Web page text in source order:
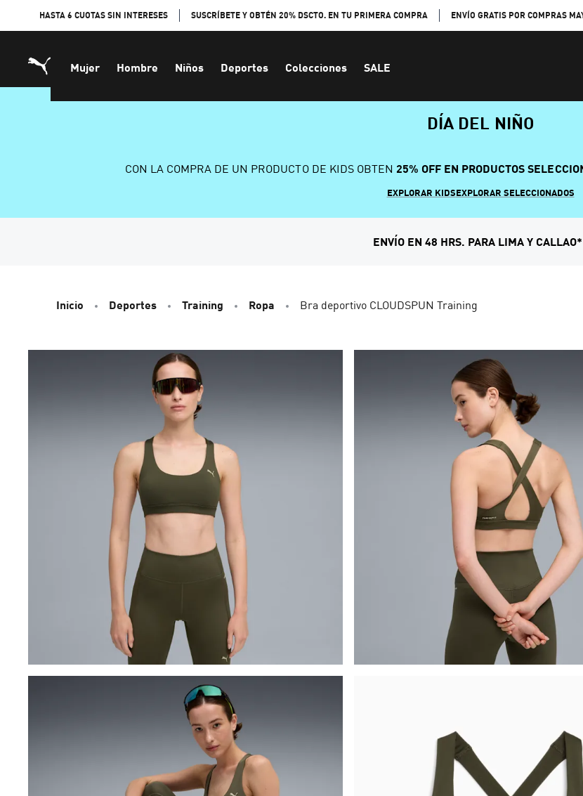
HASTA 6 CUOTAS SIN INTERESES SUSCRÍBETE Y OBTÉN 20% DSCTO. EN TU PRIMERA COMPRA ENVÍO GRATIS POR COMPRAS
Mujer Hombre Niños Deportes Colecciones SALE
DÍA DEL NIÑO
CON LA COMPRA DE UN PRODUCTO DE KIDS OBTEN 25% OFF EN PRODUCTOS
EXPLORAR KIDSEXPLORAR SELECCIONADOS
ENVÍO EN 48 HRS. PARA LIMA Y CALLAO*
Inicio Deportes Training Ropa Bra deportivo CLOUDSPUN Training